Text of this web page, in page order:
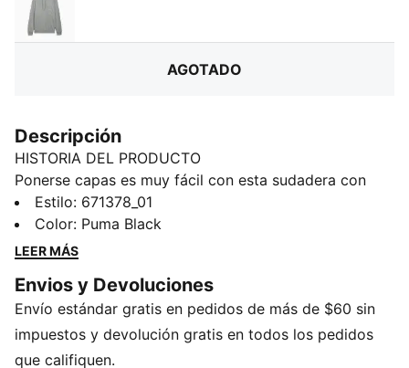
Medium Gray Heather
AGOTADO
Descripción
HISTORIA DEL PRODUCTO
Ponerse capas es muy fácil con esta sudadera con
capucha esencial. Los cordones externos te brindan
un ajuste personalizable, mientras que la marca PUMA
de esta sudadera con capucha agrega un toque extra
DETALLES
68% algodón, 32% poliéster reciclado
Cuello en V con ajuste externo
Puños acanalados
Estilo: 671378_01
Color: Puma Black
LEER MÁS
Envios y Devoluciones
Envío estándar gratis en pedidos de más de $60 sin
impuestos y devolución gratis en todos los pedidos
que califiquen.